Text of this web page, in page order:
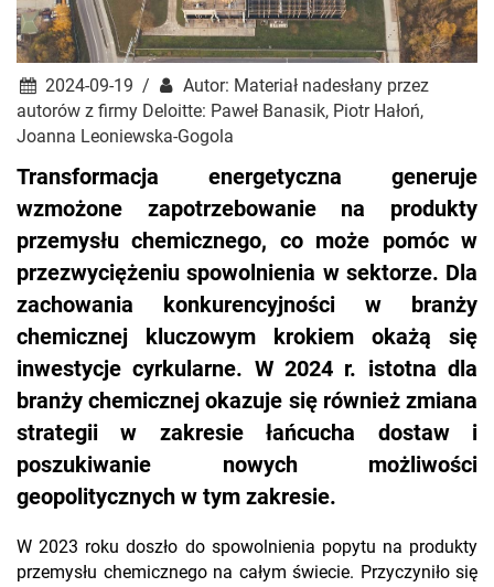
2024-09-19 /
Autor: Materiał nadesłany przez
autorów z firmy Deloitte: Paweł Banasik, Piotr Hałoń,
Joanna Leoniewska-Gogola
Transformacja energetyczna generuje
wzmożone zapotrzebowanie na produkty
przemysłu chemicznego, co może pomóc w
przezwyciężeniu spowolnienia w sektorze. Dla
zachowania konkurencyjności w branży
chemicznej kluczowym krokiem okażą się
inwestycje cyrkularne. W 2024 r. istotna dla
branży chemicznej okazuje się również zmiana
strategii w zakresie łańcucha dostaw i
poszukiwanie nowych możliwości
geopolitycznych w tym zakresie.
W 2023 roku doszło do spowolnienia popytu na produkty
przemysłu chemicznego na całym świecie. Przyczyniło się